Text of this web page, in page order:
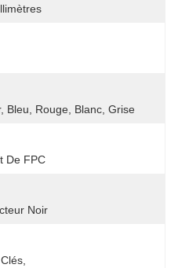
Bleu, Rouge, Blanc, Grise
De FPC
Noir